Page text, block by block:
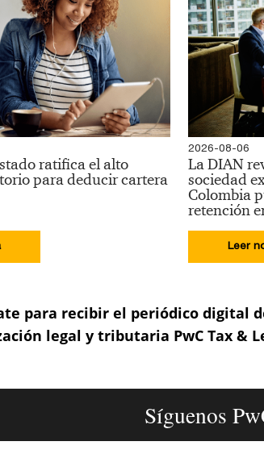
ratifica el alto
para deducir cartera
2026-08-06
La DIAN
sociedad
Colombia
retención
Leer
para recibir el periódico digital
legal y tributaria PwC Tax &
Síguenos